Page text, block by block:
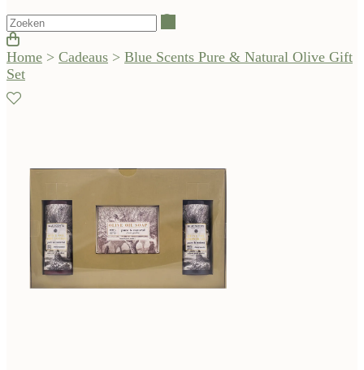
Home > Cadeaus > Blue Scents Pure & Natural Olive Gift
Set